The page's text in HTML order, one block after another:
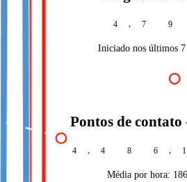
4 , 7 9
Iniciado nos últimos 7
Pontos de
4 , 4 8 6 , 1
Média por hora: